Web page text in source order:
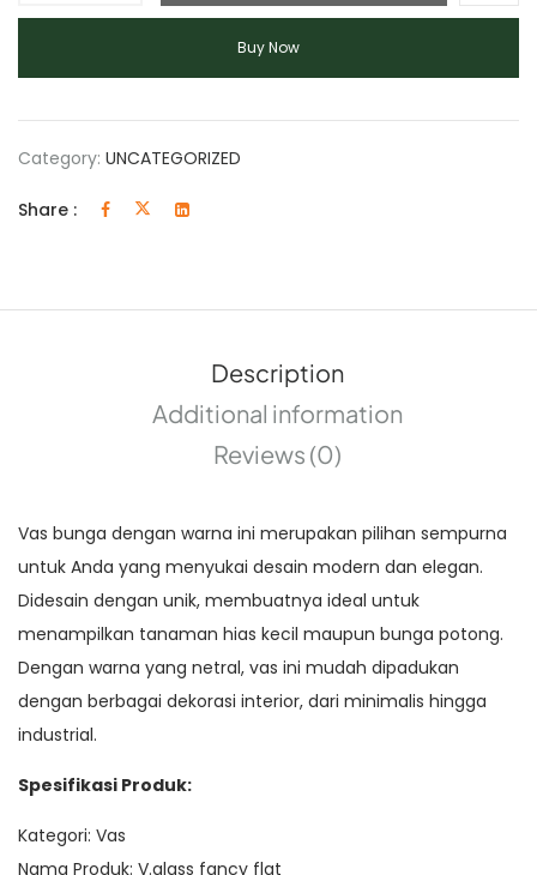
Buy Now
Category: UNCATEGORIZED
Share :
Description
Additional information
Reviews (0)
Vas bunga dengan warna ini merupakan pilihan sempurna
untuk Anda yang menyukai desain modern dan elegan.
Didesain dengan unik, membuatnya ideal untuk
menampilkan tanaman hias kecil maupun bunga potong.
Dengan warna yang netral, vas ini mudah dipadukan
dengan berbagai dekorasi interior, dari minimalis hingga
industrial.
Spesifikasi Produk:
Kategori: Vas
Nama Produk: V.glass fancy flat